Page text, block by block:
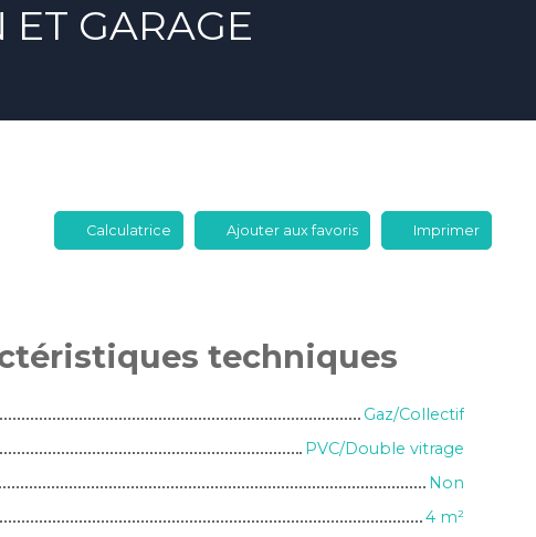
GARAGE
Calculatrice Ajouter aux favoris Imprimer
techniques
Gaz/Collectif
PVC/Double vitrage
Non
4 m²